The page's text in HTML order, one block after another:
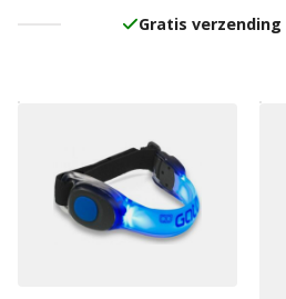
Gratis verzending